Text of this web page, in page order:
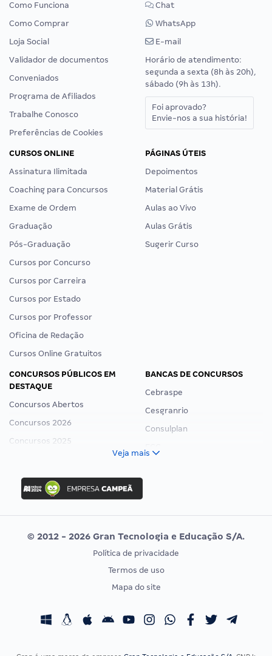
Como Funciona
Como Comprar
Loja Social
Validador de documentos
Conveniados
Programa de Afiliados
Trabalhe Conosco
Preferências de Cookies
Chat
WhatsApp
E-mail
Horário de atendimento:
segunda a sexta (8h às 20h),
sábado (9h às 13h).
Foi aprovado?
Envie-nos a sua história!
CURSOS ONLINE
Assinatura Ilimitada
Coaching para Concursos
Exame de Ordem
Graduação
Pós-Graduação
Cursos por Concurso
Cursos por Carreira
Cursos por Estado
Cursos por Professor
Oficina de Redação
Cursos Online Gratuitos
PÁGINAS ÚTEIS
Depoimentos
Material Grátis
Aulas ao Vivo
Aulas Grátis
Sugerir Curso
CONCURSOS PÚBLICOS EM
DESTAQUE
Concursos Abertos
Concursos 2026
Concursos 2025
Concurso Ibama
Concurso MPU
Editais publicados
BANCAS DE CONCURSOS
Cebraspe
Cesgranrio
Consulplan
Vunesp
CONCURSOS POR PROFISSÃO
Concursos Fiscais
EXAME DE ORDEM
Calendário OAB
Veja mais
© 2012 - 2026 Gran Tecnologia e Educação S/A.
Política de privacidade
Termos de uso
Mapa do site